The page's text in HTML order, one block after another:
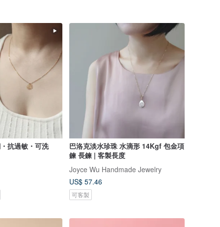
抗過敏・可洗
巴洛克淡水珍珠 水滴形 14Kgf 包金項
鍊 長鍊 | 客製長度
Joyce Wu Handmade Jewelry
US$ 57.46
可客製